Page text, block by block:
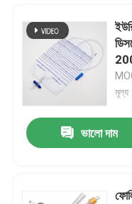
ভালো দাম